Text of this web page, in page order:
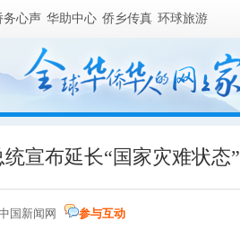
务心声 华助中心 侨乡传真 环球旅游
宣布延长“国家灾难状态”
国新闻网 参与互动